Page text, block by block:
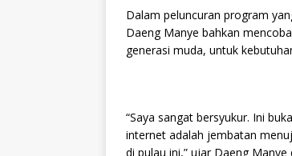
Dalam peluncuran program
Daeng Manye bahkan
generasi muda, untuk
“Saya sangat bersyukur. Ini
internet adalah jembatan
di pulau ini,” ujar Daeng Manye